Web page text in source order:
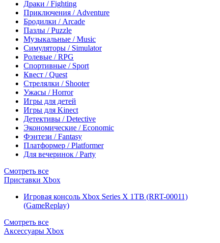
Драки / Fighting
Приключения / Adventure
Бродилки / Arcade
Пазлы / Puzzle
Музыкальные / Music
Симуляторы / Simulator
Ролевые / RPG
Спортивные / Sport
Квест / Quest
Стрелялки / Shooter
Ужасы / Horror
Игры для детей
Игры для Kinect
Детективы / Detective
Экономические / Economic
Фэнтези / Fantasy
Платформер / Platformer
Для вечеринок / Party
Смотреть все
Приставки Xbox
Игровая консоль Xbox Series X 1TB (RRT-00011)
(GameReplay)
Смотреть все
Аксессуары Xbox